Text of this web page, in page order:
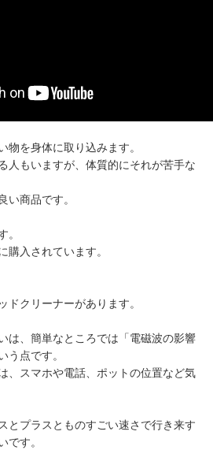
物を身体に取り込みます。
人もいますが、体質的にそれが苦手な
い商品です。
。
購入されています。
ドクリーナーがあります。
は、簡単なところでは「電磁波の影響
う点です。
、スマホや電話、ポットの位置など気
とプラスとものすごい速さで行き来す
です。